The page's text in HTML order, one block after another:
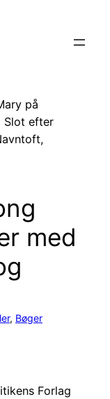
på
Slot efter
med
, Bøger
Forlag